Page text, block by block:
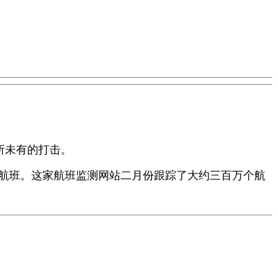
有的打击。
班。这家航班监测网站二月份跟踪了大约三百万个航